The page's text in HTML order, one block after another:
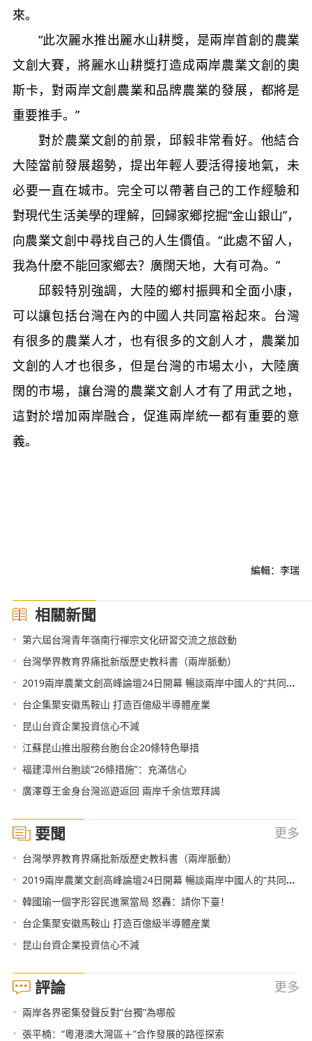
來。
“此次麗水推出麗水山耕獎，是兩岸首創的農業
文創大賽，將麗水山耕獎打造成兩岸農業文創的奧
斯卡，對兩岸文創農業和品牌農業的發展，都將是
重要推手。”
對於農業文創的前景，邱毅非常看好。他結合
大陸當前發展趨勢，提出年輕人要活得接地氣，未
必要一直在城市。完全可以帶著自己的工作經驗和
對現代生活美學的理解，回歸家鄉挖掘“金山銀山”，
向農業文創中尋找自己的人生價值。“此處不留人，
我為什麼不能回家鄉去？廣闊天地，大有可為。”
邱毅特別強調，大陸的鄉村振興和全面小康，
可以讓包括台灣在內的中國人共同富裕起來。台灣
有很多的農業人才，也有很多的文創人才，農業加
文創的人才也很多，但是台灣的市場太小，大陸廣
闊的市場，讓台灣的農業文創人才有了用武之地，
這對於增加兩岸融合，促進兩岸統一都有重要的意
義。
編輯：李瑞
相關新聞
• 第六屆台灣青年嶺南行禪宗文化研習交流之旅啟動
• 台灣學界教育界痛批新版歷史教科書（兩岸脈動）
• 2019兩岸農業文創高峰論壇24日開幕 暢談兩岸中國人的“共同富裕”
• 台企集聚安徽馬鞍山 打造百億級半導體産業
• 昆山台資企業投資信心不減
• 江蘇昆山推出服務台胞台企20條特色舉措
• 福建漳州台胞談“26條措施”：充滿信心
• 廣澤尊王金身台灣巡遊返回 兩岸千余信眾拜謁
要聞 更多
• 台灣學界教育界痛批新版歷史教科書（兩岸脈動）
• 2019兩岸農業文創高峰論壇24日開幕 暢談兩岸中國人的“共同富裕”
• 韓國瑜一個字形容民進黨當局 怒轟：請你下臺！
• 台企集聚安徽馬鞍山 打造百億級半導體産業
• 昆山台資企業投資信心不減
評論 更多
• 兩岸各界密集發聲反對“台獨”為哪般
• 張平楠：“粵港澳大灣區＋”合作發展的路徑探索